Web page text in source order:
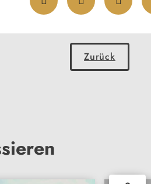
Zurück